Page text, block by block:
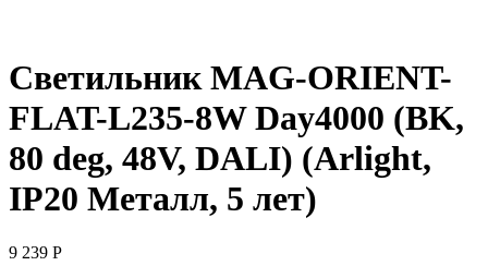
Светильник MAG-ORIENT-
FLAT-L235-8W Day4000 (BK,
80 deg, 48V, DALI) (Arlight,
IP20 Металл, 5 лет)
9 239 Р